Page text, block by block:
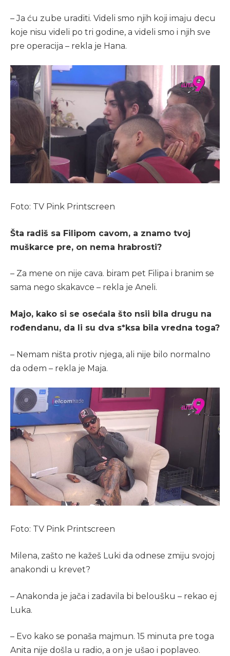
– Ja ću zube uraditi. Videli smo njih koji imaju decu
koje nisu videli po tri godine, a videli smo i njih sve
pre operacija – rekla je Hana.
Foto: TV Pink Printscreen
Šta radiš sa Filipom cavom, a znamo tvoj
muškarce pre, on nema hrabrosti?
– Za mene on nije cava. biram pet Filipa i branim se
sama nego skakavce – rekla je Aneli.
Majo, kako si se osećala što nsii bila drugu na
rođendanu, da li su dva s*ksa bila vredna toga?
– Nemam ništa protiv njega, ali nije bilo normalno
da odem – rekla je Maja.
Foto: TV Pink Printscreen
Milena, zašto ne kažeš Luki da odnese zmiju svojoj
anakondi u krevet?
– Anakonda je jača i zadavila bi beloušku – rekao ej
Luka.
– Evo kako se ponaša majmun. 15 minuta pre toga
Anita nije došla u radio, a on je ušao i poplaveo.